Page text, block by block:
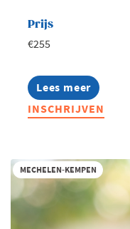
Prijs
€255
Lees meer
about
Strategisch
groeien
INSCHRIJVEN
MECHELEN-KEMPEN